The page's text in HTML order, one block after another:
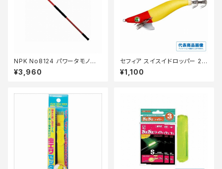
NPK No8124 パワータモノエ 1
50センチ
¥3,960
セフィア スイスイドロッパー 2.5
号 QS-Z25Y アカミドリ 001
¥1,100